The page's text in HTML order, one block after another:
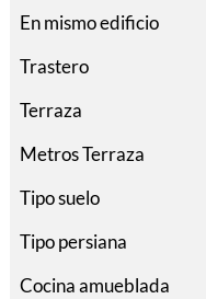
En mismo edificio
Trastero
Terraza
Metros Terraza
Tipo suelo
Tipo persiana
Cocina amueblada